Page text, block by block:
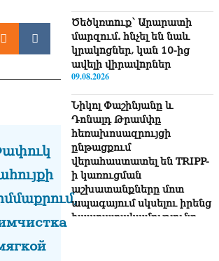
Ծեծկռտnւք՝ Արարատի
մարզում. հնչել են նաև
կրակnցներ, կան 10-ից
ավելի վիրավnրներ
09.08.2026
Նիկոլ Փաշինյանը և
Դոնալդ Թրամփը
հեռախոսազրույցի
ընթացքում
վերահաստատել են TRIPP-
ի կառուցման
աշխատանքները մոտ
ապագայում սկսելու իրենց
հաստատակամությունը